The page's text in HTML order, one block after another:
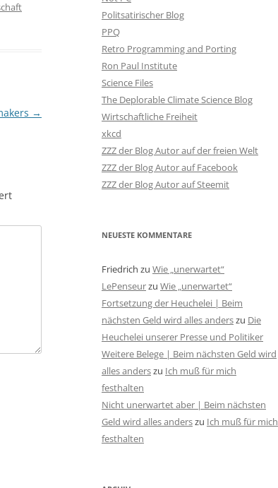
→
Politsatirischer Blog
PPQ
Retro Programming and Porting
Ron Paul Institute
Science Files
The Deplorable Climate Science Blog
Wirtschaftliche Freiheit
xkcd
ZZZ der Blog Autor auf der freien Welt
ZZZ der Blog Autor auf Facebook
ZZZ der Blog Autor auf Steemit
NEUESTE KOMMENTARE
Friedrich zu Wie „unerwartet“
LePenseurzu Wie „unerwartet“
Fortsetzung der Heuchelei | Beim
nächsten Geld wird alles anderszu Die
Heuchelei unserer Presse und Politiker
Weitere Belege | Beim nächsten Geld wird
alles anderszu Ich muß für mich
festhalten
Nicht unerwartet aber | Beim nächsten
Geld wird alles anderszu Ich muß für mich
festhalten